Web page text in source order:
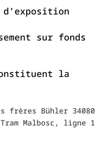
sur fonds
la
frères Bühler 34080
Malbosc, ligne 1